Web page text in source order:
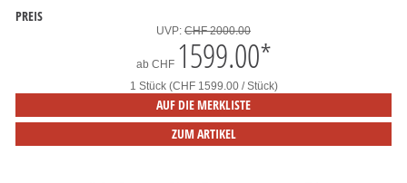
PREIS
UVP: CHF 2000.00
ab CHF 1599.00*
1 Stück (CHF 1599.00 / Stück)
AUF DIE MERKLISTE
ZUM ARTIKEL